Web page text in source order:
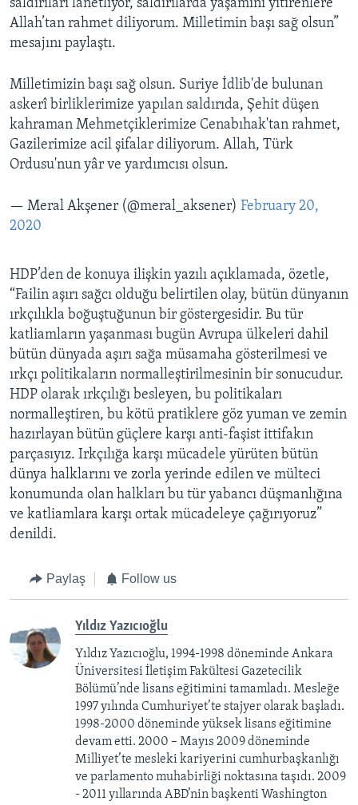
saldırıları lanetliyor, saldırılarda yaşamını yitirenlere
Allah’tan rahmet diliyorum. Milletimin başı sağ olsun”
mesajını paylaştı.
Milletimizin başı sağ olsun. Suriye İdlib'de bulunan
askerî birliklerimize yapılan saldırıda, Şehit düşen
kahraman Mehmetçiklerimize Cenabıhak'tan rahmet,
Gazilerimize acil şifalar diliyorum. Allah, Türk
Ordusu'nun yâr ve yardımcısı olsun.
— Meral Akşener (@meral_aksener) February 20,
2020
HDP’den de konuya ilişkin yazılı açıklamada, özetle,
“Failin aşırı sağcı olduğu belirtilen olay, bütün dünyanın
ırkçılıkla boğuştuğunun bir göstergesidir. Bu tür
katliamların yaşanması bugün Avrupa ülkeleri dahil
bütün dünyada aşırı sağa müsamaha gösterilmesi ve
ırkçı politikaların normalleştirilmesinin bir sonucudur.
HDP olarak ırkçılığı besleyen, bu politikaları
normalleştiren, bu kötü pratiklere göz yuman ve zemin
hazırlayan bütün güçlere karşı anti-faşist ittifakın
parçasıyız. Irkçılığa karşı mücadele yürüten bütün
dünya halklarını ve zorla yerinde edilen ve mülteci
konumunda olan halkları bu tür yabancı düşmanlığına
ve katliamlara karşı ortak mücadeleye çağırıyoruz”
denildi.
Paylaş Follow us
Yıldız Yazıcıoğlu
Yıldız Yazıcıoğlu, 1994-1998 döneminde Ankara
Üniversitesi İletişim Fakültesi Gazetecilik
Bölümü’nde lisans eğitimini tamamladı. Mesleğe
1997 yılında Cumhuriyet’te stajyer olarak başladı.
1998-2000 döneminde yüksek lisans eğitimine
devam etti. 2000 – Mayıs 2009 döneminde
Milliyet’te mesleki kariyerini cumhurbaşkanlığı
ve parlamento muhabirliği noktasına taşıdı. 2009
- 2011 yıllarında ABD’nin başkenti Washington